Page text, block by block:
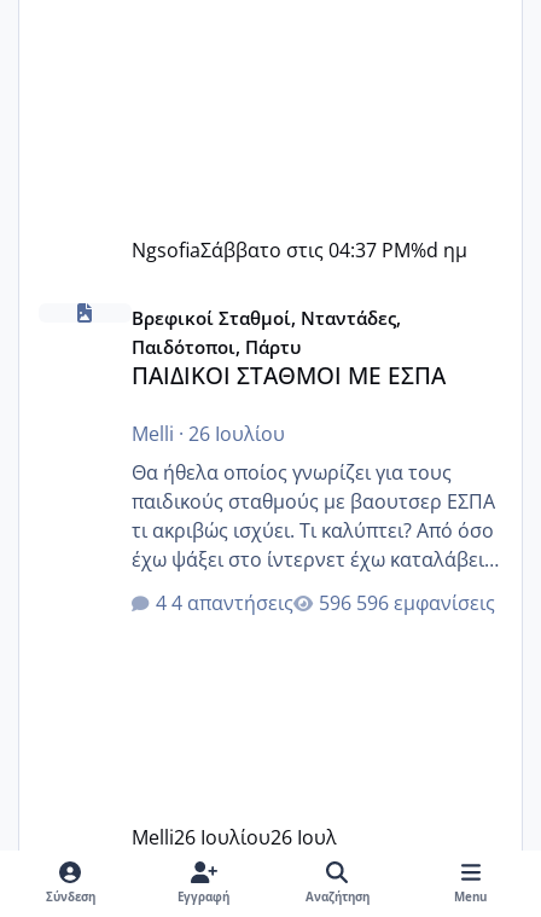
NgsofiaΣάββατο στις 04:37 PM%d ημ
ΠΑΙΔΙΚΟΙ ΣΤΑΘΜΟΙ ΜΕ ΕΣΠΑ
Βρεφικοί Σταθμοί, Νταντάδες,
Παιδότοποι, Πάρτυ
ΠΑΙΔΙΚΟΙ ΣΤΑΘΜΟΙ ΜΕ ΕΣΠΑ
Melli · 26 Ιουλίου
Θα ήθελα οποίος γνωρίζει για τους
παιδικούς σταθμούς με βαουτσερ ΕΣΠΑ
τι ακριβώς ισχύει. Τι καλύπτει? Από όσο
έχω ψάξει στο ίντερνετ έχω καταλάβει
ότι το βαουτσερ καλύπτει όλα τα
δίδακτρα και τα τροφεια του ιδιωτικού
Εγώ πήγα σε έναν ιδιωτικό παιδικό στ
4 απαντήσεις 596 εμφανίσεις
Melli26 Ιουλίου26 Ιουλ
Σύνδεση Εγγραφή Αναζήτηση Menu